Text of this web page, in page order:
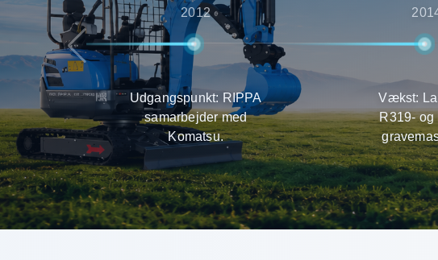
2012
Udgangspunkt: RIPPA
samarbejder med
Komatsu.
Vækst:
R319- og